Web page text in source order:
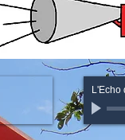
L'Echo